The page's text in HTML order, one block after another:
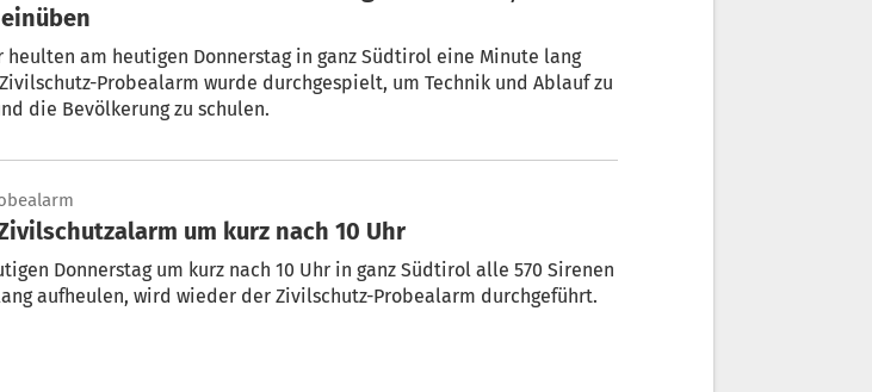
heulten am heutigen Donnerstag in ganz Südtirol eine Minute lang
Probealarm wurde durchgespielt, um Technik und Ablauf zu
die Bevölkerung zu schulen.
Zivilschutzalarm um kurz nach 10 Uhr
Donnerstag um kurz nach 10 Uhr in ganz Südtirol alle 570 Sirenen
aufheulen, wird wieder der Zivilschutz-Probealarm durchgeführt.